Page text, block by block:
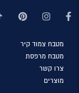
מטבח צמוד קיר
מטבח מרפסת
צרו קשר
מוצרים